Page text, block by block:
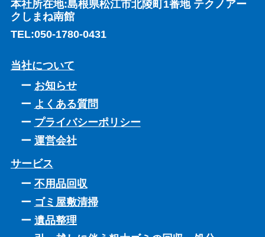
本社所在地:島根県松江市北陵町1番地 テクノアー
クしまね南館
TEL:050-1780-0431
当社について
お知らせ
よくある質問
プライバシーポリシー
運営会社
サービス
不用品回収
ゴミ屋敷清掃
遺品整理